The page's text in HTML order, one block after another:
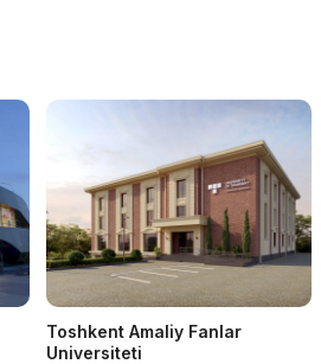
Toshkent Amaliy Fanlar
Universiteti